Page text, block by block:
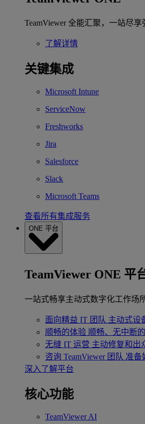
TeamViewer 全能汇聚，一站尽享
了解详情
关键集成
Microsoft Intune
ServiceNow
Freshworks
Jira
Salesforce
Slack
Microsoft Teams
查看所有集成服务
ONE 平台
TeamViewer ONE 平
一站式畅享主动式数字化工作场
面向精益 IT 团队 主动式设
顺畅的体验 顺畅、无中断
无缝 IT 运营 主动修复和出
咨询 TeamViewer 团队 准备
深入了解平台
核心功能
TeamViewer AI